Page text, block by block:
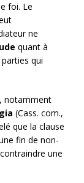
foi. Le
ne
quant à
qui
notamment
(Cass. com.,
que la clause
fin de non-
une